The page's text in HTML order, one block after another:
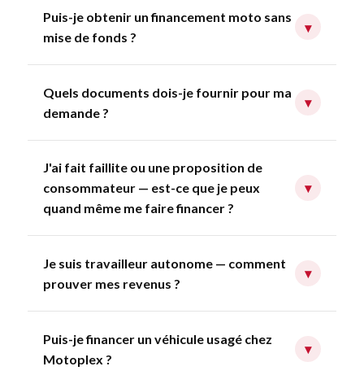
Puis-je obtenir un financement moto sans
mise de fonds ?
▾
Quels documents dois-je fournir pour ma
demande ?
▾
J'ai fait faillite ou une proposition de
consommateur — est-ce que je peux
quand même me faire financer ?
▾
Je suis travailleur autonome — comment
prouver mes revenus ?
▾
Puis-je financer un véhicule usagé chez
Motoplex ?
▾